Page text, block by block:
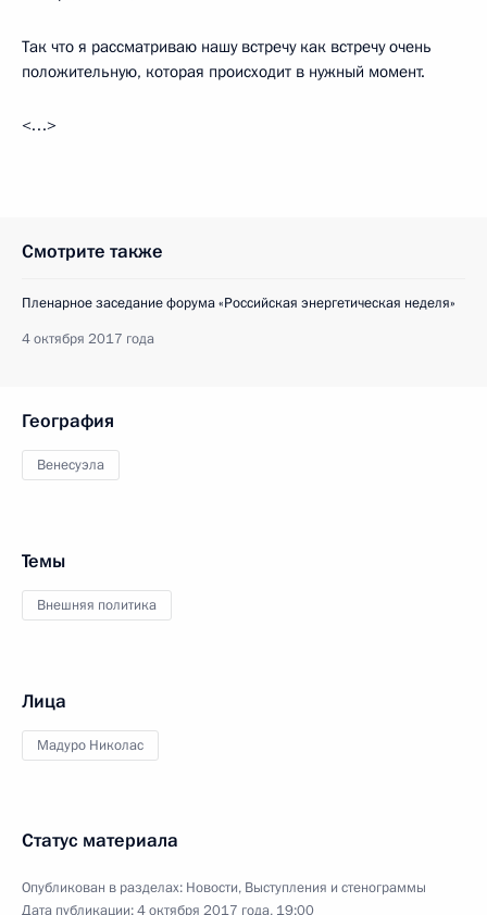
Так что я рассматриваю нашу встречу как встречу очень
положительную, которая происходит в нужный момент.
<…>
Смотрите также
Пленарное заседание форума «Российская энергетическая неделя»
4 октября 2017 года
География
Венесуэла
Темы
Внешняя политика
Лица
Мадуро Николас
Статус материала
Опубликован в разделах: Новости, Выступления и стенограммы
Дата публикации:4 октября 2017 года, 19:00